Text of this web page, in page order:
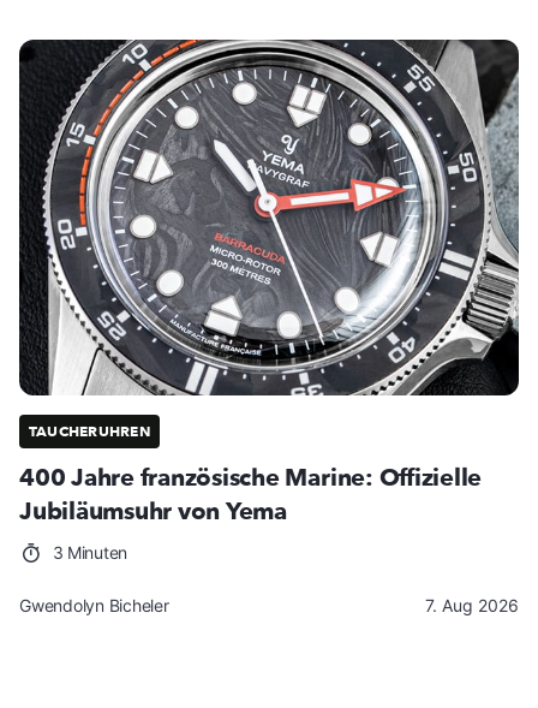
TAUCHERUHREN
400 Jahre französische Marine: Offizielle
Jubiläumsuhr von Yema
3 Minuten
Gwendolyn Bicheler 7. Aug 2026